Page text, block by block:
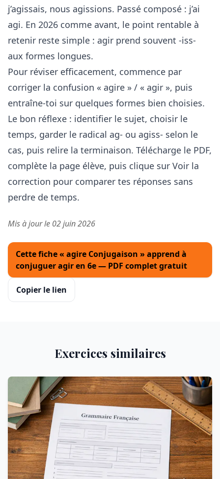
j’agissais, nous agissions. Passé composé : j’ai
agi. En 2026 comme avant, le point rentable à
retenir reste simple : agir prend souvent -iss-
aux formes longues.
Pour réviser efficacement, commence par
corriger la confusion « agire » / « agir », puis
entraîne-toi sur quelques formes bien choisies.
Le bon réflexe : identifier le sujet, choisir le
temps, garder le radical ag- ou agiss- selon le
cas, puis relire la terminaison. Télécharge le PDF,
complète la page élève, puis clique sur Voir la
correction pour comparer tes réponses sans
perdre de temps.
Mis à jour le 02 juin 2026
Cette fiche « agire Conjugaison » apprend à
conjuguer agir en 6e — PDF complet gratuit
Copier le lien
Exercices similaires